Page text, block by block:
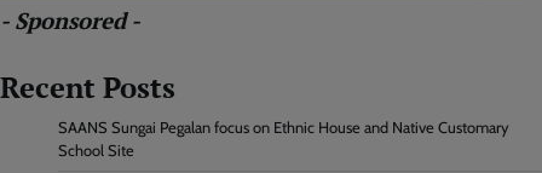
- Sponsored -
Recent Posts
SAANS Sungai Pegalan focus on Ethnic House and Native Customary
School Site